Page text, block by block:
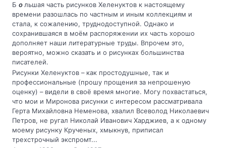
Б о льшая часть рисунков Хеленуктов к настоящему
времени разошлась по частным и иным коллекциям и
стала, к сожалению, труднодоступной. Однако и
сохранившаяся в моём распоряжении их часть хорошо
дополняет наши литературные труды. Впрочем это,
вероятно, можно сказать и о рисунках большинства
писателей.
Рисунки Хеленуктов – как простодушные, так и
профессиональные (прошу прощения за непрошеную
оценку) – видели в своё время многие. Могу похвастаться,
что мои и Миронова рисунки с интересом рассматривала
Герта Михайловна Неменова, хвалил Всеволод Николаевич
Петров, не ругал Николай Иванович Харджиев, а к одному
моему рисунку Крученых, хмыкнув, приписал
трехстрочный экспромт...